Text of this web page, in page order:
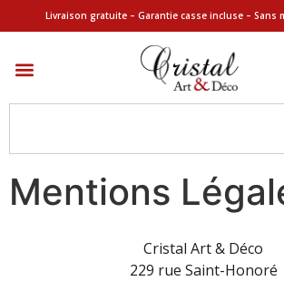
Livraison gratuite – Garantie casse incluse – Sans
Mentions
Cristal Art & Déco
229 rue Saint-Honoré